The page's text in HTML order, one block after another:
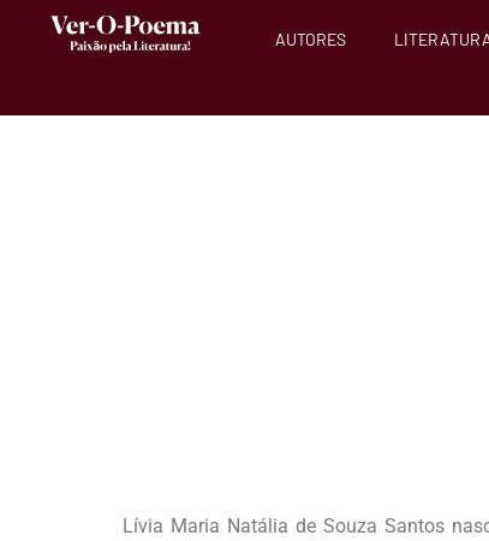
AUTORES
Lívia Maria Natália de Souza Santos